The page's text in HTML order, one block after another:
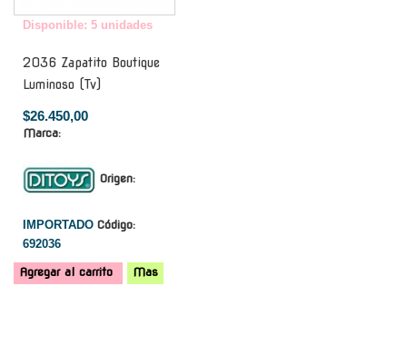
Disponible: 5 unidades
2036 Zapatito Boutique
Luminoso (Tv)
$26.450,00
Marca:
Origen:
IMPORTADO Código:
692036
Agregar al carrito Mas